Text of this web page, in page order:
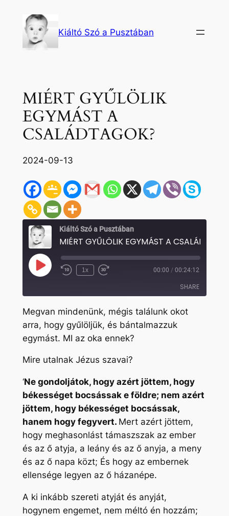
tartalomhoz
Kiáltó Szó a Pusztában
MIÉRT GYŰLÖLIK
EGYMÁST A
CSALÁDTAGOK?
2024-09-13
Kiáltó Szó a Pusztában
Play
Episode Rewind
1x
Fast
seconds
00:00 / 00:24:12
SHARE
SHARE
LINK
EMBED
Megvan mindenünk, mégis találunk okot
arra, hogy gyűlöljük, és bántalmazzuk
egymást. MI az oka ennek?
Mire utalnak Jézus szavai?
‘Ne gondoljátok, hogy azért jöttem, hogy
békességet bocsássak e földre; nem azért
jöttem, hogy békességet bocsássak,
hanem hogy fegyvert. Mert azért jöttem,
hogy meghasonlást támaszszak az ember
és az ő atyja, a leány és az ő anyja, a meny
és az ő napa közt; És hogy az embernek
ellensége legyen az ő házanépe.
A ki inkább szereti atyját és anyját,
hogynem engemet, nem méltó én hozzám;